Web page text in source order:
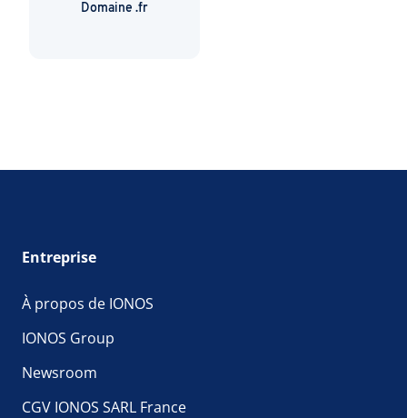
Domaine .fr
Entreprise
À propos de IONOS
IONOS Group
Newsroom
CGV IONOS SARL France